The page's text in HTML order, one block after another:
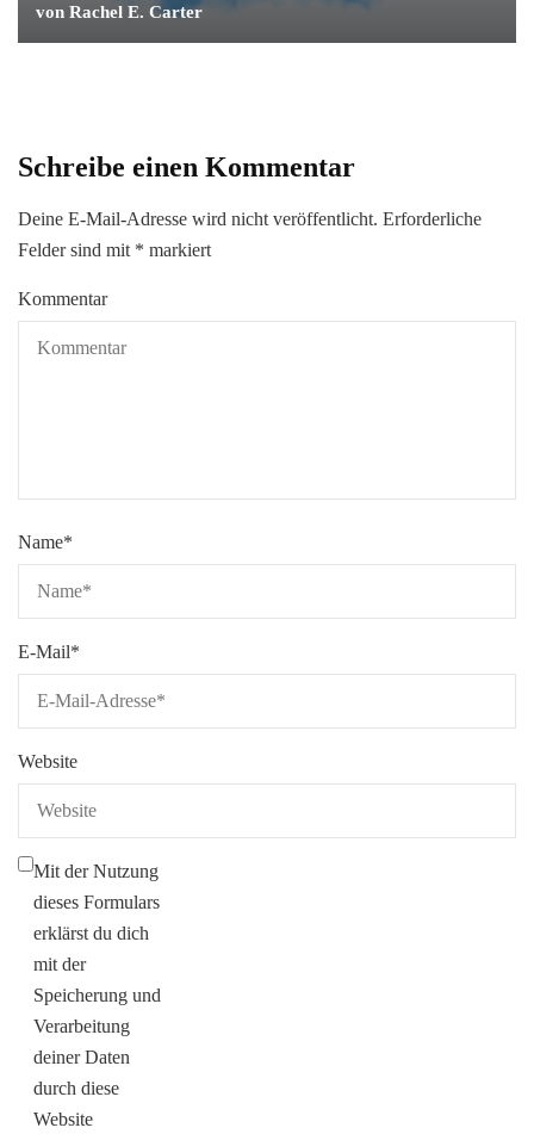
von Rachel E. Carter
Schreibe einen Kommentar
Deine E-Mail-Adresse wird nicht veröffentlicht. Erforderliche
Felder sind mit * markiert
Kommentar
Name*
E-Mail*
Website
Mit der Nutzung
dieses Formulars
erklärst du dich
mit der
Speicherung und
Verarbeitung
deiner Daten
durch diese
Website